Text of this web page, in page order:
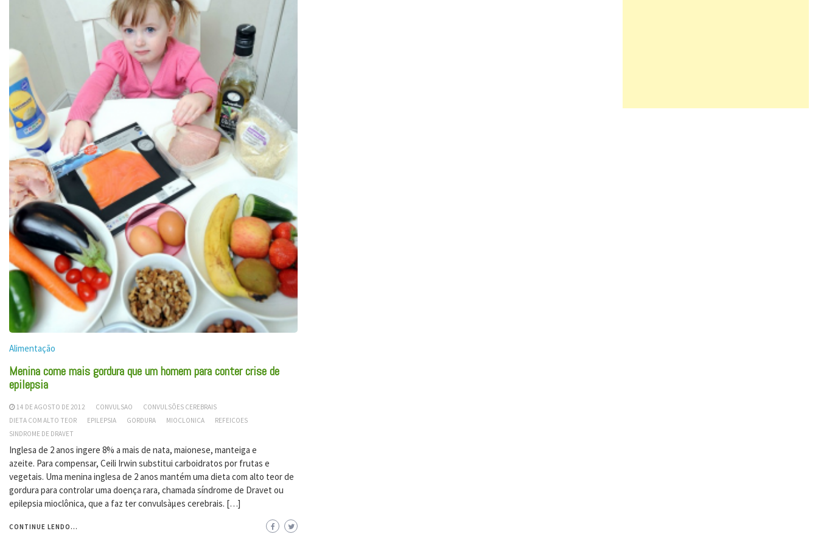
Alimentação
Menina come mais gordura que um homem para conter crise de
epilepsia
14 DE AGOSTO DE 2012 CONVULSAO
CONVULSÕES CEREBRAIS
DIETA COM ALTO TEOR
EPILEPSIA GORDURA MIOCLONICA
REFEICOES
SINDROME DE DRAVET
Inglesa de 2 anos ingere 8% a mais de nata, maionese, manteiga e
azeite. Para compensar, Ceili Irwin substitui carboidratos por frutas e
vegetais. Uma menina inglesa de 2 anos mantém uma dieta com alto teor de
gordura para controlar uma doença rara, chamada síndrome de Dravet ou
epilepsia mioclônica, que a faz ter convulsàµes cerebrais. […]
CONTINUE LENDO...